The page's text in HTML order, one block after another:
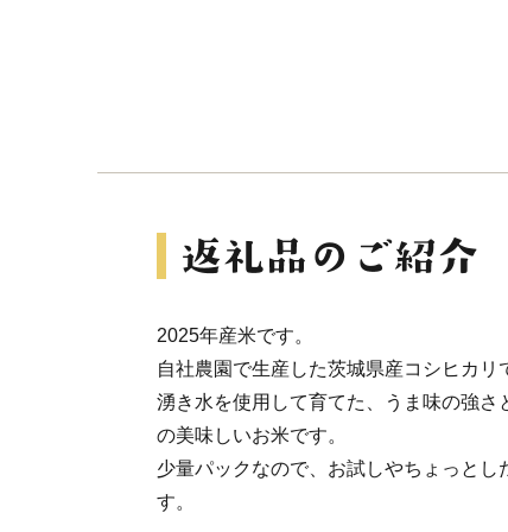
2025年産米です。
自社農園で生産した茨城県産コシヒカリ
湧き水を使用して育てた、うま味の強さ
の美味しいお米です。
少量パックなので、お試しやちょっとし
す。